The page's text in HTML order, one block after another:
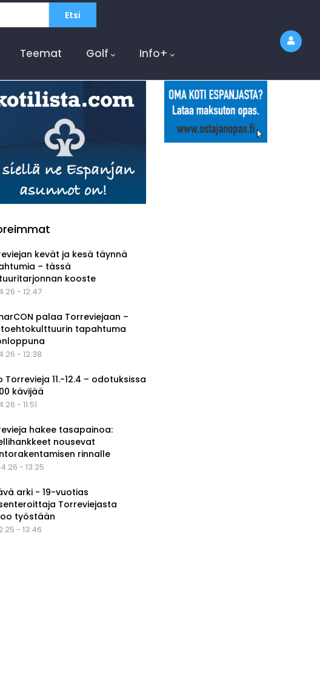
Teemat Golf Info+
kevät ja kesä täynnä
– tässä
kooste
- 12:47
palaa Torreviejaan –
tapahtuma
- 12:38
Torrevieja 11.-12.4 – odotuksissa
kävijää
- 11:51
hakee tasapainoa:
nousevat
rinnalle
- 13:25
arki - 19-vuotias
Torreviejasta
työstään
- 13:46